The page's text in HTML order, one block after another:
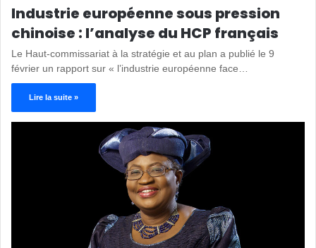
Industrie européenne sous pression
chinoise : l’analyse du HCP français
Le Haut-commissariat à la stratégie et au plan a publié le 9
février un rapport sur « l’industrie européenne face…
Lire la suite »